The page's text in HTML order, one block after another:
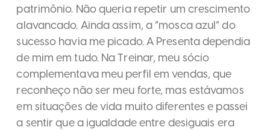
patrimônio. Não queria repetir um crescimento
alavancado. Ainda assim, a “mosca azul” do
sucesso havia me picado. A Presenta dependia
de mim em tudo. Na Treinar, meu sócio
complementava meu perfil em vendas, que
reconheço não ser meu forte, mas estávamos
em situações de vida muito diferentes e passei
a sentir que a igualdade entre desiguais era